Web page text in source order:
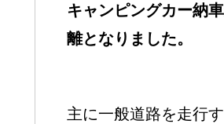
キャンピングカー納
離となりました。
主に一般道路を走行